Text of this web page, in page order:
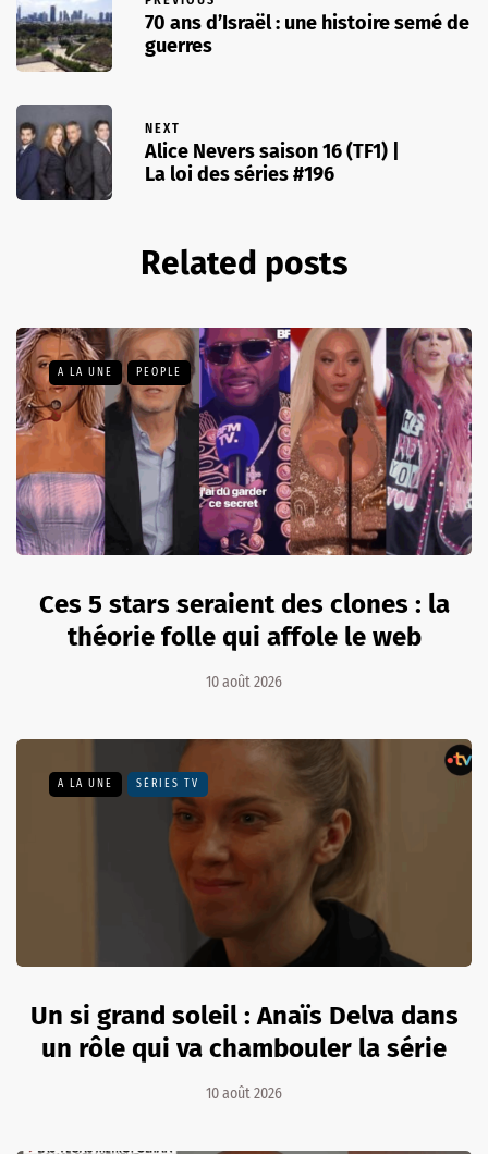
70 ans d’Israël : une histoire semé de
guerres
NEXT
Alice Nevers saison 16 (TF1) |
La loi des séries #196
Related posts
A LA UNE PEOPLE
Ces 5 stars seraient des clones : la
théorie folle qui affole le web
10 août 2026
A LA UNE SÉRIES TV
Un si grand soleil : Anaïs Delva dans
un rôle qui va chambouler la série
10 août 2026